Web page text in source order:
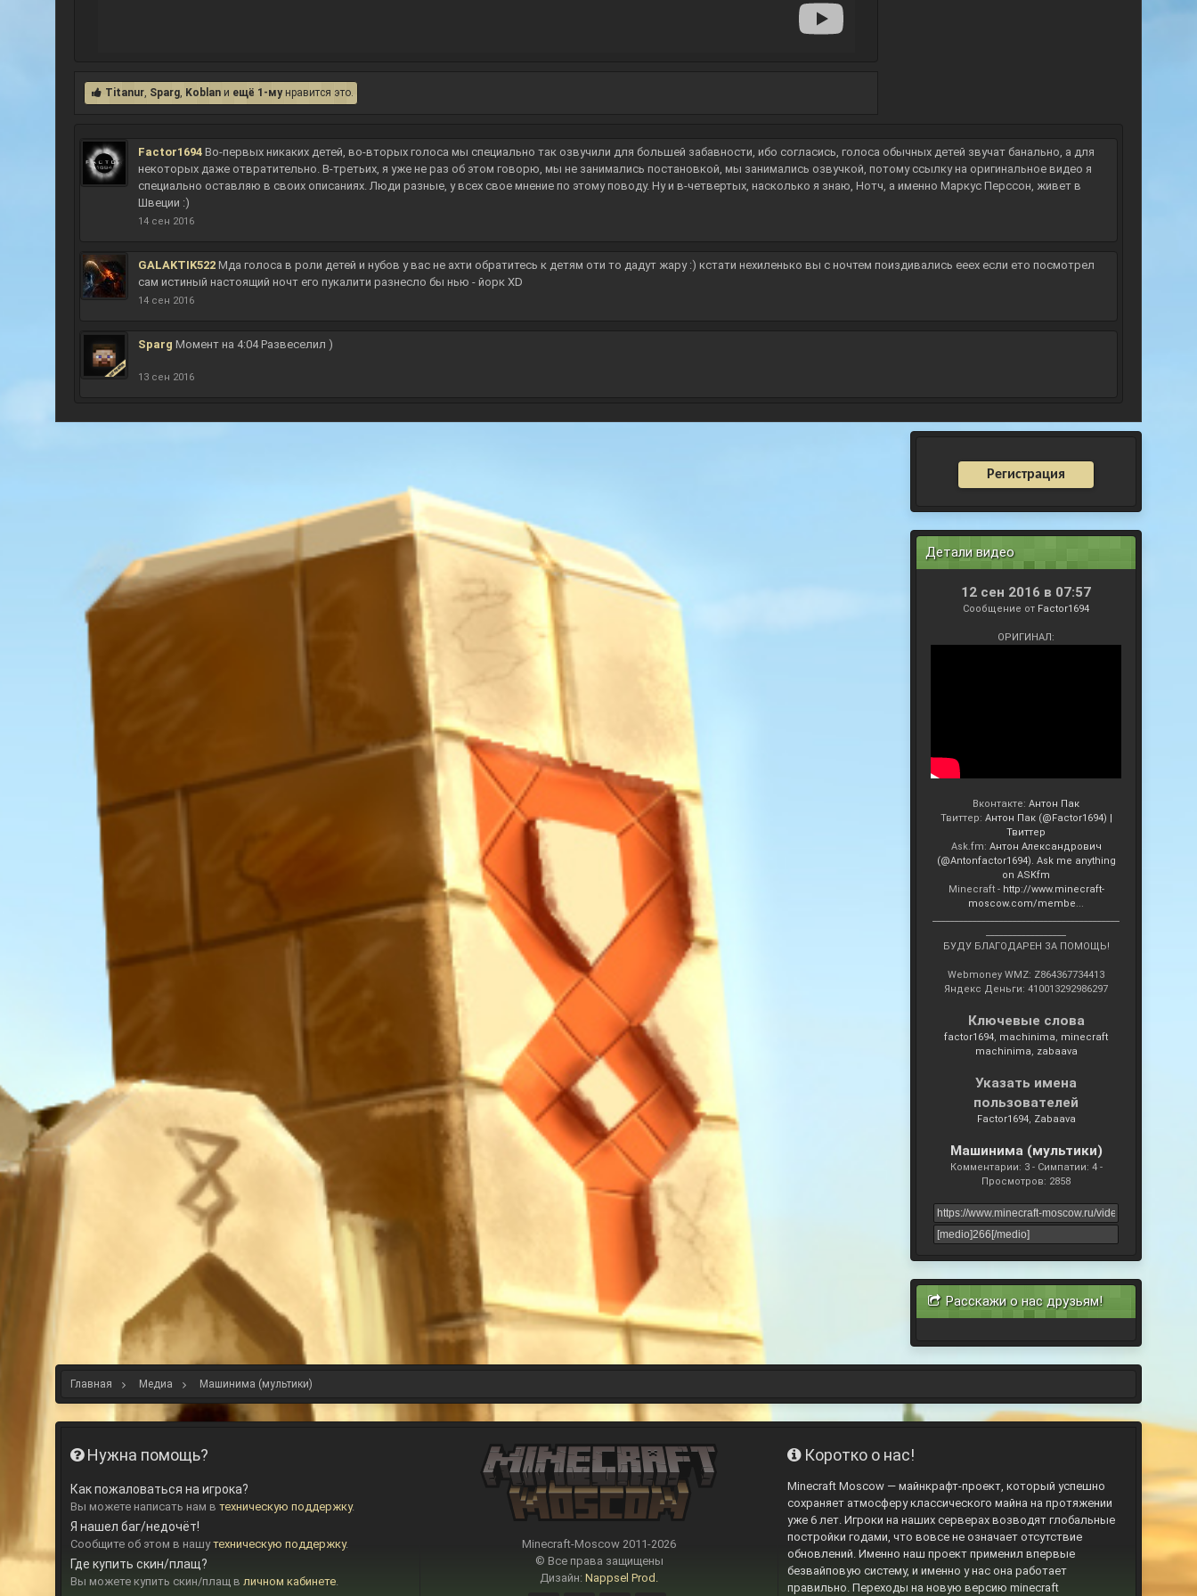
Titanur, Sparg, Koblan и ещё 1-мунравится это.
Factor1694 Во-первых никаких детей, во-вторых голоса мы специально так озвучили для большей забавности, ибо согласись, голоса обычных детей звучат банально, а для
некоторых даже отвратительно. В-третьих, я уже не раз об этом говорю, мы не занимались постановкой, мы занимались озвучкой, потому ссылку на оригинальное видео я
специально оставляю в своих описаниях. Люди разные, у всех свое мнение по этому поводу. Ну и в-четвертых, насколько я знаю, Нотч, а именно Маркус Перссон, живет в
Швеции :)
14 сен 2016
GALAKTIK522 Мда голоса в роли детей и нубов у вас не ахти обратитесь к детям оти то дадут жару :) кстати нехиленько вы с ночтем поиздивались ееех если ето посмотрел
сам истиный настоящий ночт его пукалити разнесло бы нью - йорк XD
14 сен 2016
Sparg Момент на 4:04 Развеселил )
13 сен 2016
Регистрация
Детали видео
12 сен 2016 в 07:57
Сообщение от Factor1694
ОРИГИНАЛ:
Вконтакте: Антон Пак
Твиттер: Антон Пак (@Factor1694) |
Твиттер
Ask.fm: Антон Александрович
(@Antonfactor1694). Ask me anything
on ASKfm
Minecraft - http://www.minecraft-
moscow.com/membe...
БУДУ БЛАГОДАРЕН ЗА ПОМОЩЬ!
Webmoney WMZ: Z864367734413
Яндекс Деньги: 410013292986297
Ключевые слова
factor1694 machinima
minecraft
machinima
zabaava
Указать имена
пользователей
Factor1694 Zabaava
Машинима (мультики)
Комментарии: 3 - Симпатии: 4 -
Просмотров: 2858
Расскажи о нас друзьям!
Главная Медиа Машинима (мультики)
Нужна помощь?
Как пожаловаться на игрока?
Вы можете написать нам в техническую поддержку.
Я нашел баг/недочёт!
Сообщите об этом в нашутехническую поддержку.
Где купить скин/плащ?
Вы можете купить скин/плащ в личном кабинете.
Minecraft-Moscow 2011-2026
© Все права защищены
Дизайн: Nappsel Prod.
Коротко о нас!
Minecraft Moscow — майнкрафт-проект, который успешно
сохраняет атмосферу классического майна на протяжении
уже 6 лет. Игроки на наших серверах возводят глобальные
постройки годами, что вовсе не означает отсутствие
обновлений. Именно наш проект применил впервые
безвайповую систему, и именно у нас она работает
правильно. Переходы на новую версию minecraft